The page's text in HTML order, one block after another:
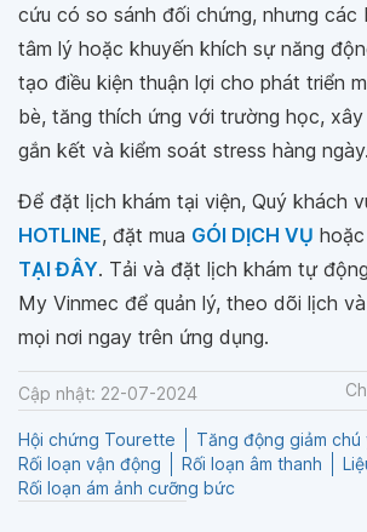
cứu có so sánh đối chứng, nhưng các
tâm lý hoặc khuyến khích sự năng
tạo điều kiện thuận lợi cho phát triển
bè, tăng thích ứng với trường học,
gắn kết và kiểm soát stress hàng ngày.
Để đặt lịch khám tại viện, Quý khách
HOTLINE, đặt mua GÓI DỊCH VỤ
TẠI ĐÂY. Tải và đặt lịch khám tự
My Vinmec để quản lý, theo dõi lịch
mọi nơi ngay trên ứng dụng.
Cập nhật: 22-07-2024
Hội chứng Tourette
Tăng động giảm chú
Rối loạn vận động
Rối loạn âm thanh
Rối loạn ám ảnh cưỡng bức